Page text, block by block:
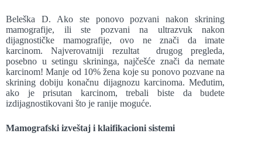
Beleška D. Ako ste ponovo pozvani nakon skrining
mamografije, ili ste pozvani na ultrazvuk nakon
dijagnostičke mamografije, ovo ne znači da imate
karcinom. Najverovatniji rezultat drugog pregleda,
posebno u setingu skrininga, najčešće znači da nemate
karcinom! Manje od 10% žena koje su ponovo pozvane na
skrining dobiju konačnu dijagnozu karcinoma. Međutim,
ako je prisutan karcinom, trebali biste da budete
izdijagnostikovani što je ranije moguće.
Mamografski izveštaj i klaifikacioni sistemi